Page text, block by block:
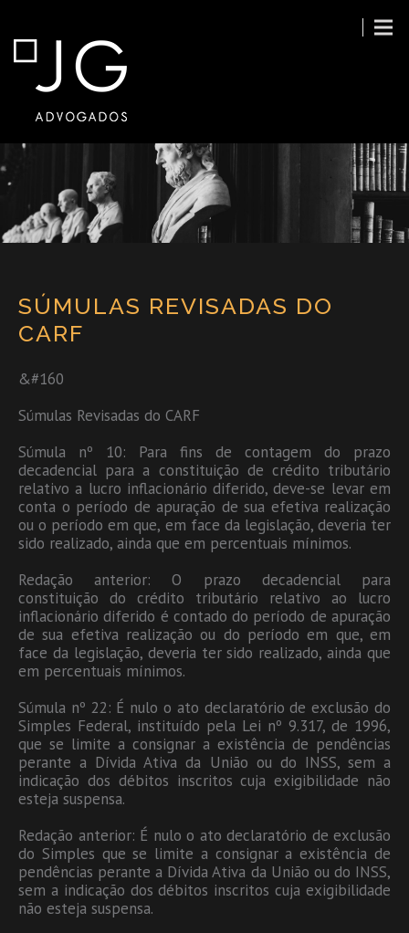
SÚMULAS REVISADAS DO
CARF
&#160
Súmulas Revisadas do CARF
Súmula nº 10: Para fins de contagem do prazo
decadencial para a constituição de crédito tributário
relativo a lucro inflacionário diferido, deve-se levar em
conta o período de apuração de sua efetiva realização
ou o período em que, em face da legislação, deveria ter
sido realizado, ainda que em percentuais mínimos.
Redação anterior: O prazo decadencial para
constituição do crédito tributário relativo ao lucro
inflacionário diferido é contado do período de apuração
de sua efetiva realização ou do período em que, em
face da legislação, deveria ter sido realizado, ainda que
em percentuais mínimos.
Súmula nº 22: É nulo o ato declaratório de exclusão do
Simples Federal, instituído pela Lei nº 9.317, de 1996,
que se limite a consignar a existência de pendências
perante a Dívida Ativa da União ou do INSS, sem a
indicação dos débitos inscritos cuja exigibilidade não
esteja suspensa.
Redação anterior: É nulo o ato declaratório de exclusão
do Simples que se limite a consignar a existência de
pendências perante a Dívida Ativa da União ou do INSS,
sem a indicação dos débitos inscritos cuja exigibilidade
não esteja suspensa.